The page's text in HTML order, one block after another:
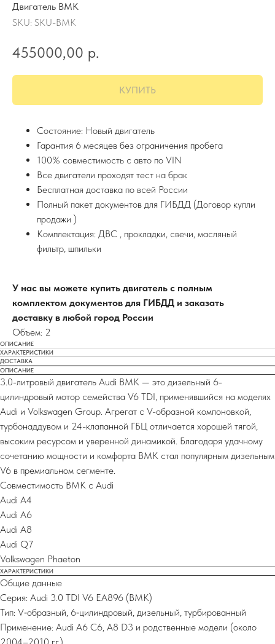
Двигатель BMK
SKU: SKU-BMK
455000,00 р.
КУПИТЬ
Состояние: Новый двигатель
Гарантия 6 месяцев без ограничения пробега
100% совместимость с авто по VIN
Все двигатели проходят тест на брак
Бесплатная доставка по всей России
Полный пакет документов для ГИБДД (Договор купли
продажи )
Комплектация: ДВС , прокладки, свечи, масляный
фильтр, шпильки
У нас вы можете купить двигатель с полным
комплектом документов для ГИБДД и заказать
доставку в любой город России
Объем: 2
ОПИСАНИЕ
ХАРАКТЕРИСТИКИ
ДОСТАВКА
ОПИСАНИЕ
3.0-литровый двигатель Audi BMK — это дизельный 6-
цилиндровый мотор семейства V6 TDI, применявшийся на моделях
Audi и Volkswagen Group. Агрегат с V-образной компоновкой,
турбонаддувом и 24-клапанной ГБЦ отличается хорошей тягой,
высоким ресурсом и уверенной динамикой. Благодаря удачному
сочетанию мощности и комфорта BMK стал популярным дизельным
V6 в премиальном сегменте.
Совместимость BMK с Audi
Audi A4
Audi A6
Audi A8
Audi Q7
Volkswagen Phaeton
ХАРАКТЕРИСТИКИ
Общие данные
Серия: Audi 3.0 TDI V6 EA896 (BMK)
Тип: V‑образный, 6‑цилиндровый, дизельный, турбированный
Применение: Audi A6 C6, A8 D3 и родственные модели (около